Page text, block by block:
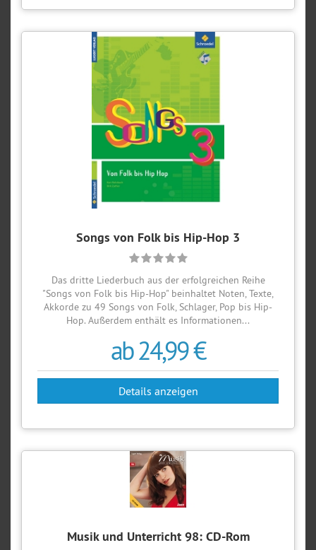
Songs von Folk bis Hip-Hop 3
Das dritte Liederbuch aus der erfolgreichen Reihe
"Songs von Folk bis Hip-Hop" beinhaltet Noten, Texte,
Akkorde zu 49 Songs von Folk, Schlager, Pop bis Hip-
Hop. Außerdem enthält es Informationen...
ab 24,99 €
Details anzeigen
Musik und Unterricht 98: CD-Rom